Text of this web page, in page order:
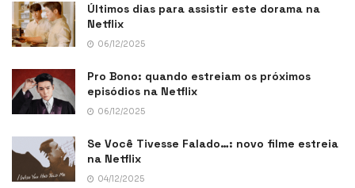
Últimos dias para assistir este dorama na
Netflix
06/12/2025
Pro Bono: quando estreiam os próximos
episódios na Netflix
06/12/2025
Se Você Tivesse Falado…: novo filme estreia
na Netflix
04/12/2025